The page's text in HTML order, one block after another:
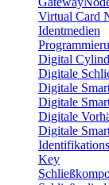
Virtual Card
Identmedien
Digital
Digitale
Digitale
Digitale
Digitale
Digitale
Key